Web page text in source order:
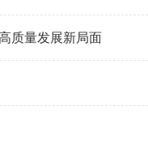
质量发展新局面